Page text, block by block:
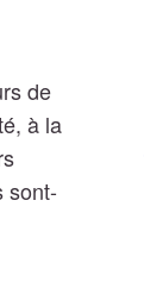
de
à la
sont-